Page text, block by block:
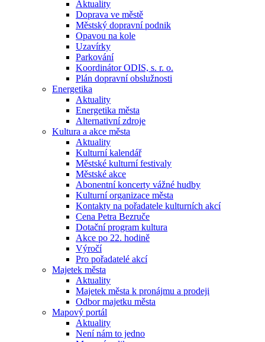
Aktuality
Doprava ve městě
Městský dopravní podnik
Opavou na kole
Uzavírky
Parkování
Koordinátor ODIS, s. r. o.
Plán dopravní obslužnosti
Energetika
Aktuality
Energetika města
Alternativní zdroje
Kultura a akce města
Aktuality
Kulturní kalendář
Městské kulturní festivaly
Městské akce
Abonentní koncerty vážné hudby
Kulturní organizace města
Kontakty na pořadatele kulturních akcí
Cena Petra Bezruče
Dotační program kultura
Akce po 22. hodině
Výročí
Pro pořadatelé akcí
Majetek města
Aktuality
Majetek města k pronájmu a prodeji
Odbor majetku města
Mapový portál
Aktuality
Není nám to jedno